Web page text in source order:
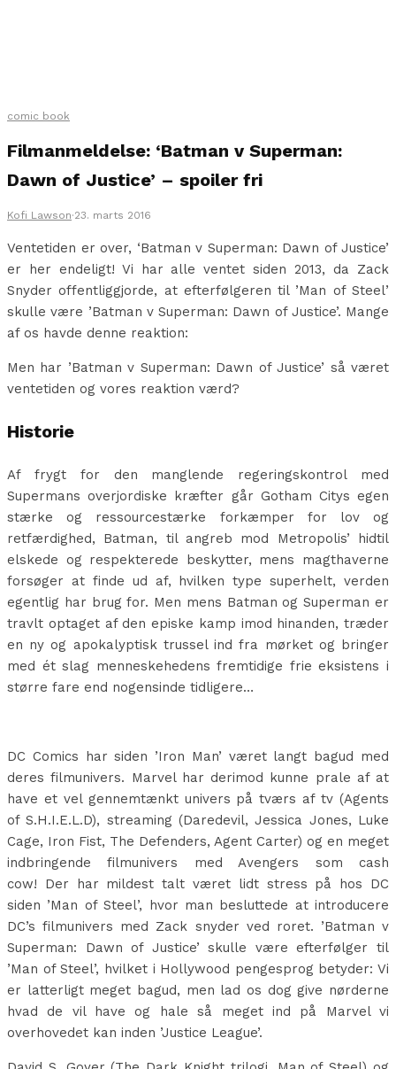
comic book
Filmanmeldelse: ‘Batman v Superman:
Dawn of Justice’ – spoiler fri
Kofi Lawson·23. marts 2016
Ventetiden er over, ‘Batman v Superman: Dawn of Justice’
er her endeligt! Vi har alle ventet siden 2013, da Zack
Snyder offentliggjorde, at efterfølgeren til ’Man of Steel’
skulle være ’Batman v Superman: Dawn of Justice’. Mange
af os havde denne reaktion:
Men har ’Batman v Superman: Dawn of Justice’ så været
ventetiden og vores reaktion værd?
Historie
Af frygt for den manglende regeringskontrol med
Supermans overjordiske kræfter går Gotham Citys egen
stærke og ressourcestærke forkæmper for lov og
retfærdighed, Batman, til angreb mod Metropolis’ hidtil
elskede og respekterede beskytter, mens magthaverne
forsøger at finde ud af, hvilken type superhelt, verden
egentlig har brug for. Men mens Batman og Superman er
travlt optaget af den episke kamp imod hinanden, træder
en ny og apokalyptisk trussel ind fra mørket og bringer
med ét slag menneskehedens fremtidige frie eksistens i
større fare end nogensinde tidligere…
DC Comics har siden ’Iron Man’ været langt bagud med
deres filmunivers. Marvel har derimod kunne prale af at
have et vel gennemtænkt univers på tværs af tv (Agents
of S.H.I.E.L.D), streaming (Daredevil, Jessica Jones, Luke
Cage, Iron Fist, The Defenders, Agent Carter) og en meget
indbringende filmunivers med Avengers som cash
cow! Der har mildest talt været lidt stress på hos DC
siden ’Man of Steel’, hvor man besluttede at introducere
DC’s filmunivers med Zack snyder ved roret. ’Batman v
Superman: Dawn of Justice’ skulle være efterfølger til
’Man of Steel’, hvilket i Hollywood pengesprog betyder: Vi
er latterligt meget bagud, men lad os dog give nørderne
hvad de vil have og hale så meget ind på Marvel vi
overhovedet kan inden ’Justice League’.